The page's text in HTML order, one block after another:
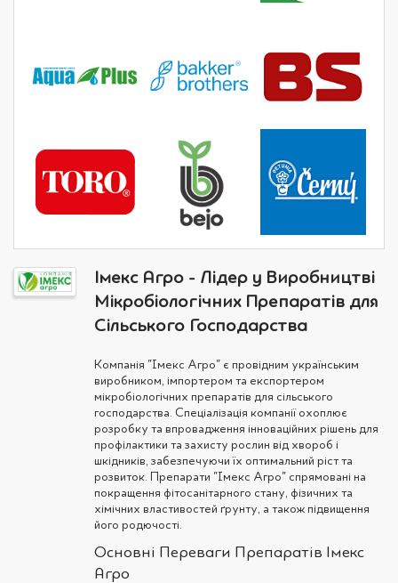
Імекс Агро - Лідер у Виробництві
Мікробіологічних Препаратів для
Сільського Господарства
Компанія "Імекс Агро" є провідним українським
виробником, імпортером та експортером
мікробіологічних препаратів для сільського
господарства. Спеціалізація компанії охоплює
розробку та впровадження інноваційних рішень для
профілактики та захисту рослин від хвороб і
шкідників, забезпечуючи їх оптимальний ріст та
розвиток. Препарати "Імекс Агро" спрямовані на
покращення фітосанітарного стану, фізичних та
хімічних властивостей ґрунту, а також підвищення
його родючості.
Основні Переваги Препаратів Імекс
Агро